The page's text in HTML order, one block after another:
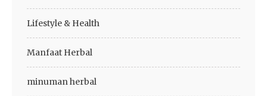
Lifestyle & Health
Manfaat Herbal
minuman herbal